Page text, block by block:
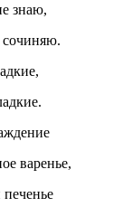
знаю,
сочиняю.
варенье,